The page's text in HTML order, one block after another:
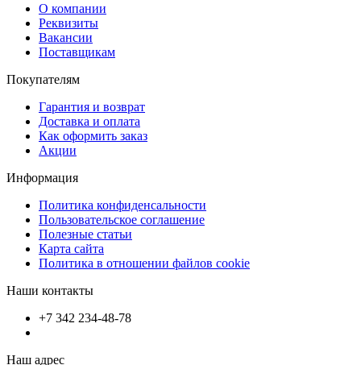
О компании
Реквизиты
Вакансии
Поставщикам
Покупателям
Гарантия и возврат
Доставка и оплата
Как оформить заказ
Акции
Информация
Политика конфиденсальности
Пользовательское соглашение
Полезные статьи
Карта сайта
Политика в отношении файлов cookie
Наши контакты
+7 342 234-48-78
Наш адрес